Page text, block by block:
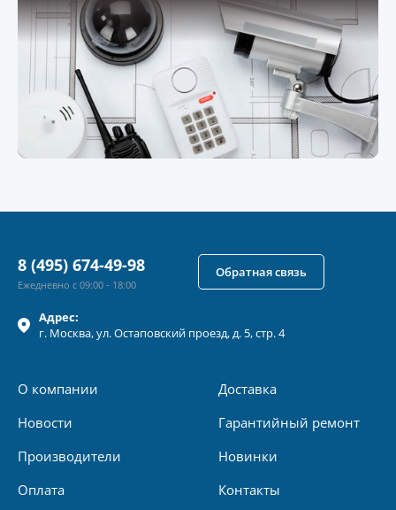
Адрес:
г. Москва, ул.Остаповский проезд, д. 5, стр. 4
О компании
Новости
Производители
Оплата
Доставка
Гарантийный ремонт
Новинки
Контакты
8 (495) 674-49-98
Ежедневно с 09:00 - 18:00
Обратная связь